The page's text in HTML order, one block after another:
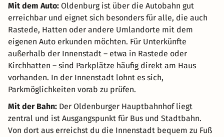
Mit dem Auto: Oldenburg ist über die Autobahn gut
erreichbar und eignet sich besonders für alle, die auch
Rastede, Hatten oder andere Umlandorte mit dem
eigenen Auto erkunden möchten. Für Unterkünfte
außerhalb der Innenstadt – etwa in Rastede oder
Kirchhatten – sind Parkplätze häufig direkt am Haus
vorhanden. In der Innenstadt lohnt es sich,
Parkmöglichkeiten vorab zu prüfen.
Mit der Bahn: Der Oldenburger Hauptbahnhof liegt
zentral und ist Ausgangspunkt für Bus und Stadtbahn.
Von dort aus erreichst du die Innenstadt bequem zu Fuß